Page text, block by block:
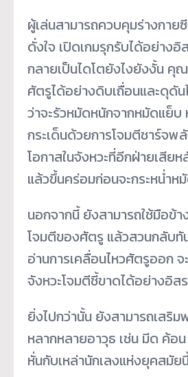
ผู้เล่นสามารถควบคุมร่างกาย
ดั่งใจ เปิดเกมรุกรับได้อย่างอิ
กลายเป็นไดโตยังไงยังงั้น คุ
ศัตรูได้อย่างดิบเถื่อนและดุดัน
ว่าจะรัวหมัดหนักจากหมัดแย็บ
กระเด็นด้วยการโจมตีชาร์จพ
โอกาสในจังหวะที่อีกฝ่ายเสีย
แล้วขึ้นคร่อมก่อนจะกระหน่ำห
นอกจากนี้ ยังสามารถใช้มือข้
โจมตีของศัตรู แล้วสวนกลับทั
อ่านการเคลื่อนไหวศัตรูออก จ
จังหวะโจมตีชี้ขาดได้อย่างอิส
ยิ่งไปกว่านั้น ยังสามารถเสริม
หลากหลายอาวุธ เช่น มีด ค้อ
หั่นกับเหล่านักเลงแห่งยุคสมั